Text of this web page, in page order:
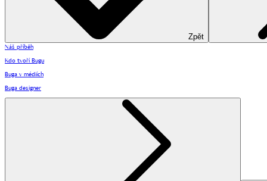
Zpět
Náš příběh
Kdo tvoří Bugu
Buga v médiích
Buga designer